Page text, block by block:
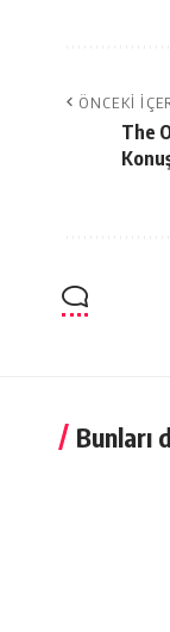
ÖNCEKI
The
Bunları